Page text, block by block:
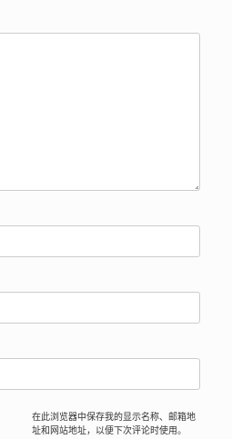
在此浏览器中保存我的显示名称、邮箱地
址和网站地址，以便下次评论时使用。